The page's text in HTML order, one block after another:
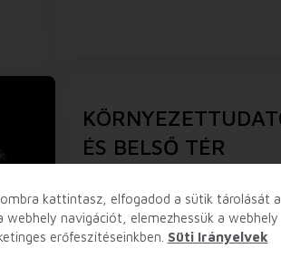
ÉS BELSŐ TÉR
A tervezés első pillanatától a
törekedtünk, ami jelenleg is
Plaza működését. A
hőenergiakört alkalmaz, ami
kattintasz, elfogadod a sütik tárolását a
webhely navigációt, elemezhessük a webhely
erőfeszítéseinkben. Süti Irányelvek